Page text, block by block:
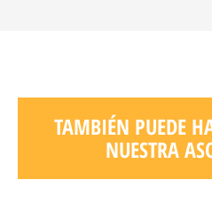
TAMBIÉN PUEDE
NUESTRA